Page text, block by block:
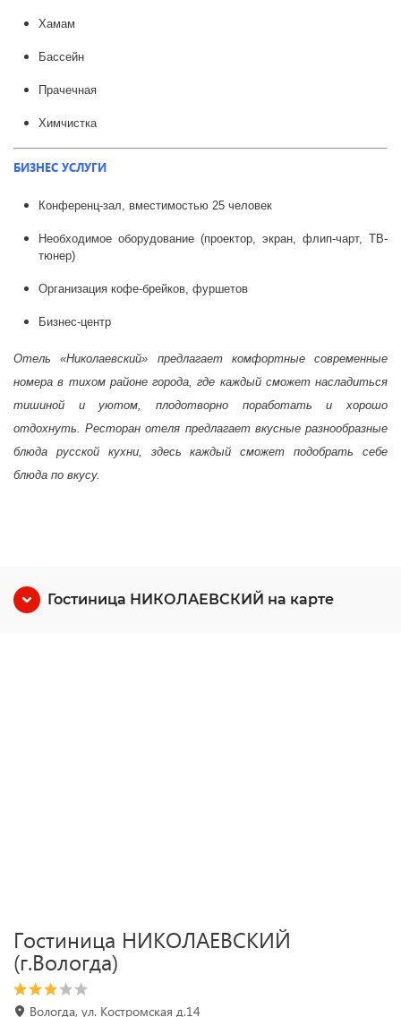
Хамам
Бассейн
Прачечная
Химчистка
БИЗНЕС УСЛУГИ
Конференц-зал, вместимостью 25 человек
Необходимое оборудование (проектор, экран, флип-чарт, ТВ-
тюнер)
Организация кофе-брейков, фуршетов
Бизнес-центр
Отель «Николаевский» предлагает комфортные современные
номера в тихом районе города, где каждый сможет насладиться
тишиной и уютом, плодотворно поработать и хорошо
отдохнуть. Ресторан отеля предлагает вкусные разнообразные
блюда русской кухни, здесь каждый сможет подобрать себе
блюда по вкусу.
Гостиница НИКОЛАЕВСКИЙ на карте
Гостиница НИКОЛАЕВСКИЙ
(г.Вологда)
Вологда, ул. Костромская д.14